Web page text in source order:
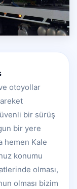
otoyollar
bir sürüş
bir yere
hemen Kale
konumu
olması,
olması bizim